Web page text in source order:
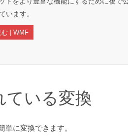
います。
| WMF
ている変換
に変換できます。